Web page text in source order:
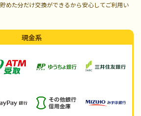
貯めた分だけ交換ができるから安心してご利用い
現金系